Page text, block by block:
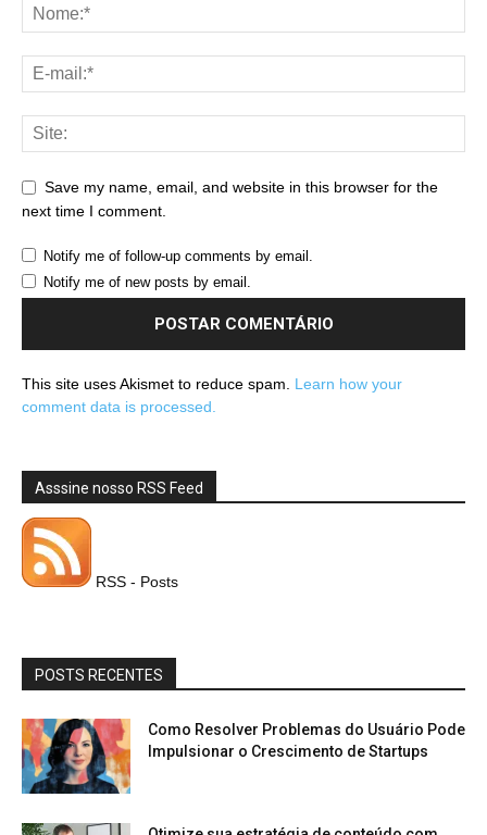
Save my name, email, and website in this browser for the
next time I comment.
Notify me of follow-up comments by email.
Notify me of new posts by email.
This site uses Akismet to reduce spam. Learn how your
comment data is processed.
Asssine nosso RSS Feed
RSS - Posts
POSTS RECENTES
Como Resolver Problemas do Usuário Pode
Impulsionar o Crescimento de Startups